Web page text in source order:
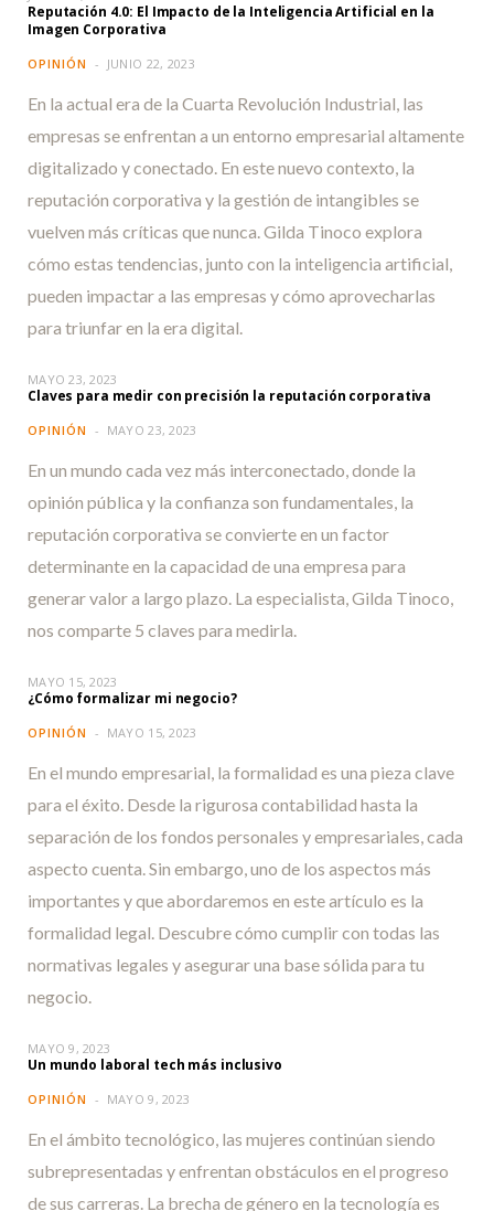
Reputación 4.0: El Impacto de la Inteligencia Artificial en la
Imagen Corporativa
OPINIÓN JUNIO 22, 2023
En la actual era de la Cuarta Revolución Industrial, las
empresas se enfrentan a un entorno empresarial altamente
digitalizado y conectado. En este nuevo contexto, la
reputación corporativa y la gestión de intangibles se
vuelven más críticas que nunca. Gilda Tinoco explora
cómo estas tendencias, junto con la inteligencia artificial,
pueden impactar a las empresas y cómo aprovecharlas
para triunfar en la era digital.
MAYO 23, 2023
Claves para medir con precisión la reputación corporativa
OPINIÓN MAYO 23, 2023
En un mundo cada vez más interconectado, donde la
opinión pública y la confianza son fundamentales, la
reputación corporativa se convierte en un factor
determinante en la capacidad de una empresa para
generar valor a largo plazo. La especialista, Gilda Tinoco,
nos comparte 5 claves para medirla.
MAYO 15, 2023
¿Cómo formalizar mi negocio?
OPINIÓN MAYO 15, 2023
En el mundo empresarial, la formalidad es una pieza clave
para el éxito. Desde la rigurosa contabilidad hasta la
separación de los fondos personales y empresariales, cada
aspecto cuenta. Sin embargo, uno de los aspectos más
importantes y que abordaremos en este artículo es la
formalidad legal. Descubre cómo cumplir con todas las
normativas legales y asegurar una base sólida para tu
negocio.
MAYO 9, 2023
Un mundo laboral tech más inclusivo
OPINIÓN MAYO 9, 2023
En el ámbito tecnológico, las mujeres continúan siendo
subrepresentadas y enfrentan obstáculos en el progreso
de sus carreras. La brecha de género en la tecnología es